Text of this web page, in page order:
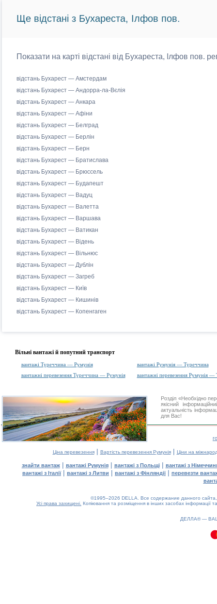
Ще відстані з Бухареста, Ілфов пов.
Показати на карті відстані від Бухареста, Ілфов пов.
відстань Бухарест — Амстердам
відстань Бухарест — Андорра-ла-Вєлія
відстань Бухарест — Анкара
відстань Бухарест — Афіни
відстань Бухарест — Белград
відстань Бухарест — Берлін
відстань Бухарест — Берн
відстань Бухарест — Братислава
відстань Бухарест — Брюссель
відстань Бухарест — Будапешт
відстань Бухарест — Вадуц
відстань Бухарест — Валетта
відстань Бухарест — Варшава
відстань Бухарест — Ватикан
відстань Бухарест — Відень
відстань Бухарест — Вільнюс
відстань Бухарест — Дублін
відстань Бухарест — Загреб
відстань Бухарест — Київ
відстань Бухарест — Кишинів
відстань Бухарест — Копенгаген
Вільні вантажі й попутний транспорт
вантажі Туреччина — Румунія
вантажі Румунія — Туреччина
вантажні перевезення Туреччина — Румунія
вантажні перевезення Румунія —
Розділ «Необхідно
якісний
актуальність
для Вас!
Ціна перевезення| Вартість перевезення Румунія| Ціни на
знайти вантаж| вантажі Румунія| вантажі з Польщі| вантажі з
вантажі з Італії| вантажі з Литви | вантажі з Фінляндії| перевезти
©1995–2026 DELLA. Все содержание данного
Усі права захищені. Копіювання та розміщення в інших засобах інформації
ДЕЛЛА® —